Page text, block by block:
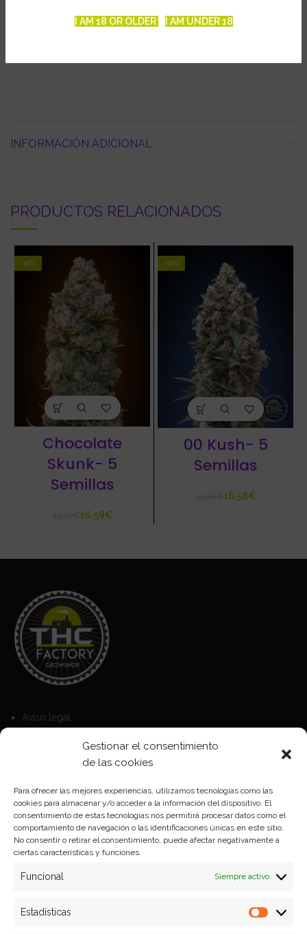
I AM 18 OR OLDER I AM UNDER 18
Gestionar el consentimiento
de las cookies
Para ofrecer las mejores experiencias, utilizamos tecnologías como las
cookies para almacenar y/o acceder a la información del dispositivo. El
consentimiento de estas tecnologías nos permitirá procesar datos como el
comportamiento de navegación o las identificaciones únicas en este sitio.
No consentir o retirar el consentimiento, puede afectar negativamente a
ciertas características y funciones.
Funcional Siempre activo
Estadísticas
Producción exterior: 275 g por planta
INFORMACIÓN ADICIONAL
PRODUCTOS RELACIONADOS
-15%
Chocolate
Skunk- 5
Semillas
16,58€
-15%
00 Kush- 5
Semillas
16,58€
Aviso legal
Política de Cookies
Política de privacidad
Formas de pago
Plazos y condiciones de envio
Politica de devoluciones